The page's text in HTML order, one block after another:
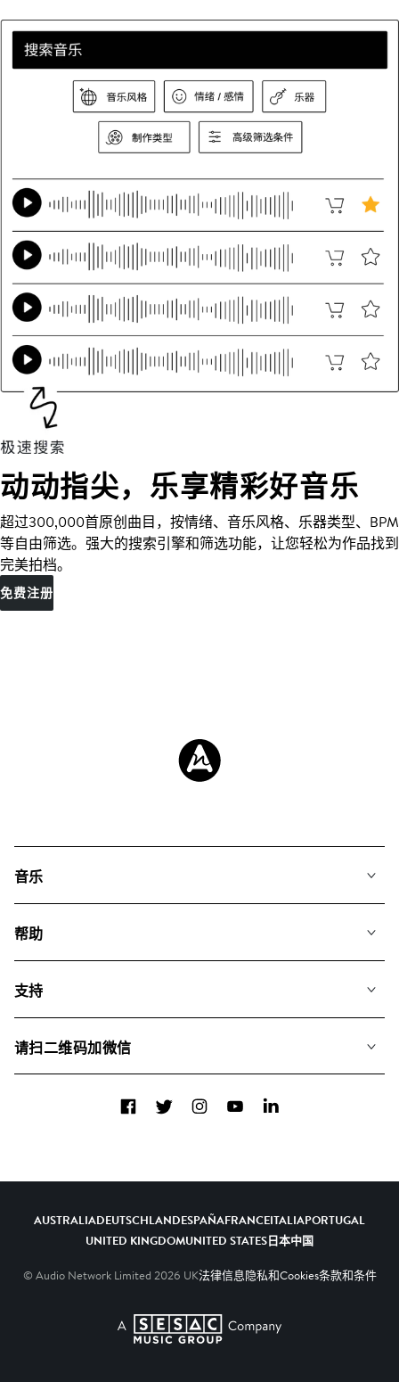
动动指尖，乐享精彩好音乐
超过300,000首原创曲目，按情绪、音乐风格、乐器类型、BPM
等自由筛选。强大的搜索引擎和筛选功能，让您轻松为作品找到
完美拍档。
免费注册
音乐
搜索
专辑
帮助
我们如何运用AI
支持
关于我们
请扫二维码加微信
FacebookTwitterInstagramYouTubeLinkedIn
AUSTRALIADEUTSCHLANDESPAÑAFRANCEITALIAPORTUGAL
UNITED KINGDOMUNITED STATES日本中国
© Audio Network Limited 2026 UK法律信息隐私和Cookies条款和条件
A SESAC Company